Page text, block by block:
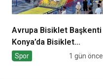
Avrupa Bisiklet Başkenti
Konya’da Bisiklet
Festivali Heyecanı
Spor 1 gün önce